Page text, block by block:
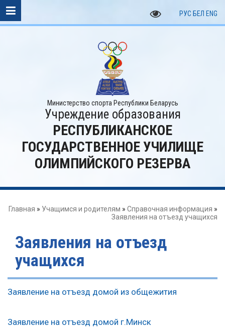
РУС БЕЛ ENG
Министерство спорта Республики Беларусь
Учреждение образования
РЕСПУБЛИКАНСКОЕ
ГОСУДАРСТВЕННОЕ УЧИЛИЩЕ
ОЛИМПИЙСКОГО РЕЗЕРВА
Главная » Учащимся и родителям » Справочная информация »
Заявления на отъезд учащихся
Заявления на отъезд
учащихся
Заявление на отъезд домой из общежития
Заявление на отъезд домой г.Минск